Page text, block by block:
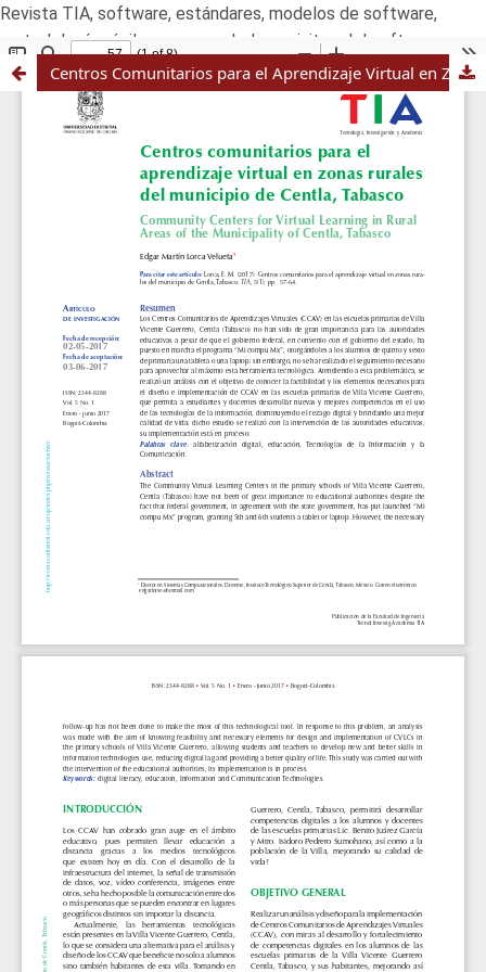
Revista TIA, software, estándares, modelos de software,
metodologías ágiles,scrum,pmbok,requisitos del software
Centros Comunitarios para el Aprendizaje Virtual en Zonas Rurales del Municipio de Centla, Tabasco